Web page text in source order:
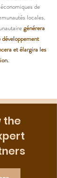
de
locales.
générera
et élargira les
the